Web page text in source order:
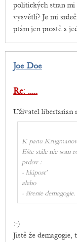
politických stran mi
vysvětlí? Je mi
ptám jen prostě a
Joe Doe
Re: .....
Uživatel libertarian
K panu
Ešte stále nie som
prdov :
- hlúposť
alebo
- šírenie demagogie.
:-)
Jistě že